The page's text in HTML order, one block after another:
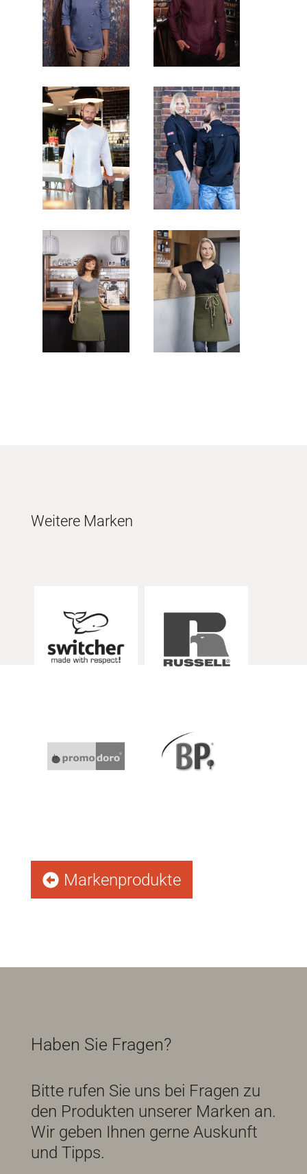
Weitere Marken
Markenprodukte
Haben Sie Fragen?
Bitte rufen Sie uns bei Fragen zu
den Produkten unserer Marken an.
Wir geben Ihnen gerne Auskunft
und Tipps.